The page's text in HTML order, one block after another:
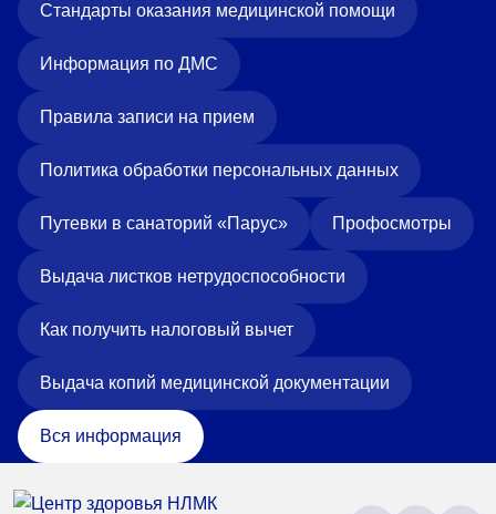
Стандарты оказания медицинской помощи
Информация по ДМС
Правила записи на прием
Политика обработки персональных данных
Путевки в санаторий «Парус» Профосмотры
Выдача листков нетрудоспособности
Как получить налоговый вычет
Выдача копий медицинской документации
Вся информация